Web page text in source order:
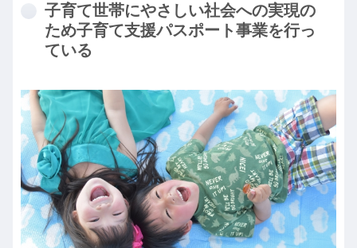
子育て世帯にやさしい社会への実現の
ため子育て支援パスポート事業を行っ
ている